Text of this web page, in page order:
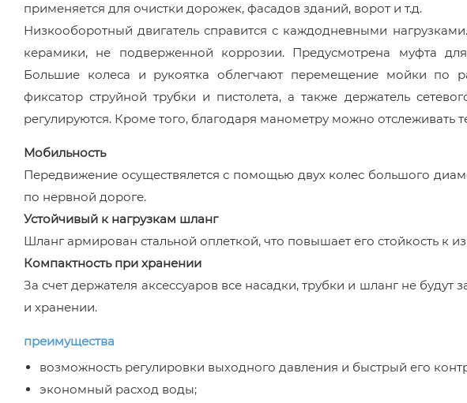
применяется для очистки дорожек, фасадов зданий, ворот и т.д.
Низкооборотный двигатель справится с каждодневными
керамики, не подверженной коррозии. Предусмотрена муфта
Большие колеса и рукоятка облегчают перемещение мойки по
фиксатор струйной трубки и пистолета, а также держатель
регулируются. Кроме того, благодаря манометру можно отслеживать
Мобильность
Передвижение осуществялется с помощью двух колес большого
по нервной дороге.
Устойчивый к нагрузкам шланг
Шланг армирован стальной оплеткой, что повышает его стойкость к
Компактность при хранении
За счет держателя аксессуаров все насадки, трубки и шланг не
и хранении.
преимущества
возможность регулировки выходного давления и быстрый его
экономный расход воды;